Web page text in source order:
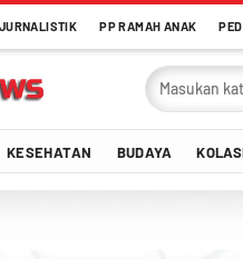
PP RAMAH ANAK
KESEHATAN BUDAYA